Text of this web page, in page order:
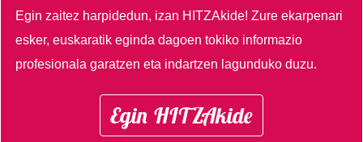
Egin zaitez harpidedun, izan HITZAkide!Zure ekarpenari
esker, euskaratik eginda dagoen tokiko informazio
profesionala garatzen eta indartzen lagunduko duzu.
Egin HITZAkide